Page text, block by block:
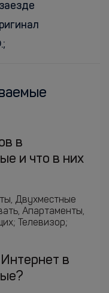
в
и что в них
Двухместные
Апартаменты,
Телевизор;
в